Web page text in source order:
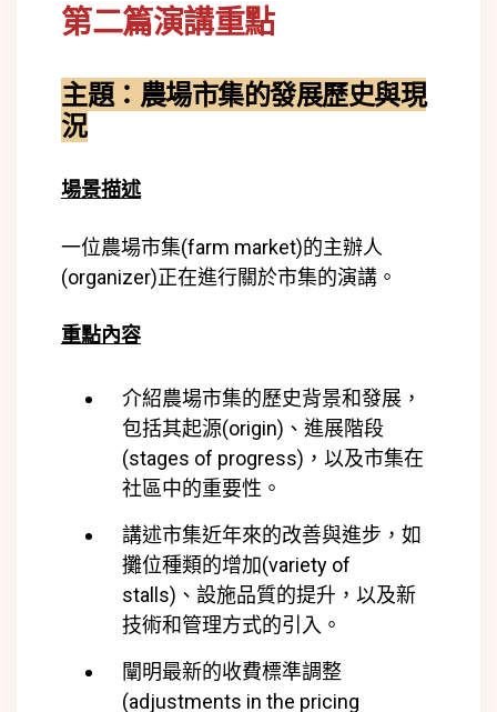
第二篇演講重點
主題：農場市集的發展歷史與現
況
場景描述
一位農場市集(farm market)的主辦人
(organizer)正在進行關於市集的演講。
重點內容
介紹農場市集的歷史背景和發展，
包括其起源(origin) 、進展階段
(stages of progress)，以及市集在
社區中的重要性。
講述市集近年來的改善與進步，如
攤位種類的增加(variety of
stalls) 、設施品質的提升，以及新
技術和管理方式的引入。
闡明最新的收費標準調整
(adjustments in the pricing